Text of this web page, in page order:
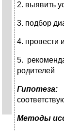
2. выявить
3. подбор
4. провести
5.
родителей
Гипотеза:
Методы